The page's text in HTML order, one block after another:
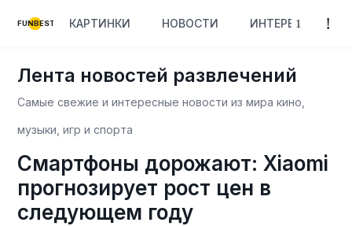
FUNBEST КАРТИНКИ НОВОСТИ ИНТЕРЕСНОЕ
Лента новостей развлечений
Самые свежие и интересные новости из мира кино,
музыки, игр и спорта
Смартфоны дорожают: Xiaomi
прогнозирует рост цен в
следующем году